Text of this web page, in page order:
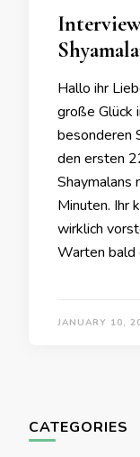
Hallo ihr
große Glück
besonderen
den ersten
Shaymalans
Minuten. Ihr
wirklich
Warten bald
JANUARY 10,
CATEGORIES